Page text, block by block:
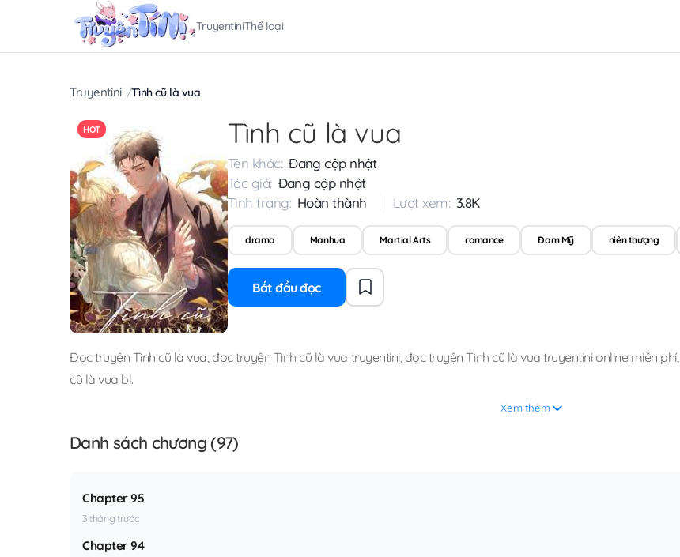
TruyentiniThể loại
Truyentini Tình cũ là vua
HOT Tình cũ là vua
Tên khác: Đang cập nhật
Tác giả: Đang cập nhật
Tình trạng: Hoàn thành Lượt xem: 3.8K
drama Manhua Martial Arts romance Đam Mỹ niên thượng
Bắt đầu đọc
Đọc truyện Tình cũ là vua,đọc truyện Tình cũ là vua truyentini,đọc truyện Tình cũ là vua truyentini online miễn phí,
cũ là vua bl.
Xem thêm
Danh sách chương (97)
Chapter 95
3 tháng trước
Chapter 94